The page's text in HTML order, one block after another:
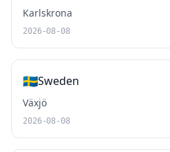
Karlskrona
2026-08-08
🇸🇪Sweden
Växjö
2026-08-08